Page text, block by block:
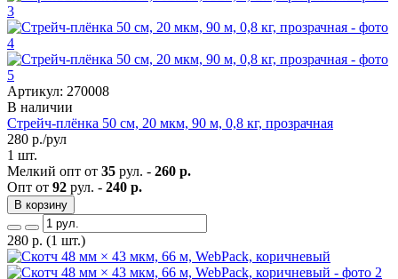
Артикул: 270008
В наличии
Стрейч-плёнка 50 см, 20 мкм, 90 м, 0,8 кг, прозрачная
280 р./рул
1 шт.
Мелкий опт от 35 рул. - 260 р.
Опт от 92 рул. - 240 р.
В корзину
280 р. (1 шт.)